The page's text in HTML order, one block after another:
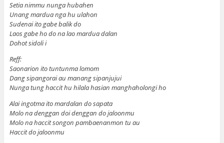
Setia nimmu nunga hubahen
Unang mardua nga hu ulahon
Sudenai ito gabe balik do
Laos gabe ho do na lao mardua dalan
Dohot sidoli i
Reff:
Saonarion ito tuntunma lomom
Dang sipangorai au manang sipanjujui
Nunga tung haccit hu hilala hasian manghaholongi ho
Alai ingotma ito mardalan do sapata
Molo na denggan doi denggan do jaloonmu
Molo na haccit songon pambaenanmon tu au
Haccit do jaloonmu